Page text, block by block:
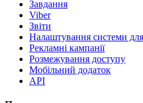
Завдання
Viber
Звіти
Налаштування системи
Рекламні кампанії
Розмежування доступу
Мобільний додаток
API